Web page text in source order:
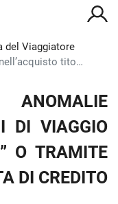
del Viaggiatore
Rimborso per anomalie nell’acquisto titoli di viaggio effettuato presso le biglietterie automatiche,on-line o tramite app
DI VIAGGIO
O TRAMITE
DI CREDITO